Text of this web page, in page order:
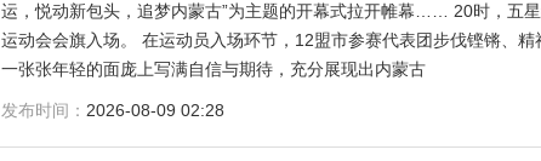
运，悦动新包头，追梦内蒙古”为主题的开幕式拉开帷幕…… 20时，五
运动会会旗入场。 在运动员入场环节，12盟市参赛代表团步伐铿锵、
一张张年轻的面庞上写满自信与期待，充分展现出内蒙古
发布时间： 2026-08-09 02:28